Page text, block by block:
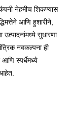
नेहमीच शिकण्यास
आणि हुशारीने,
सुधारणा
नवकल्पना ही
आणि स्पर्धेमध्ये